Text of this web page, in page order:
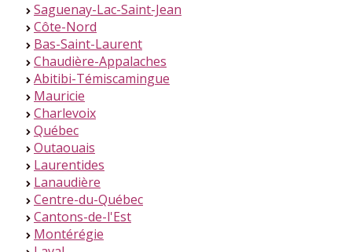
> Saguenay-Lac-Saint-Jean
> Côte-Nord
> Bas-Saint-Laurent
> Chaudière-Appalaches
> Abitibi-Témiscamingue
> Mauricie
> Charlevoix
> Québec
> Outaouais
> Laurentides
> Lanaudière
> Centre-du-Québec
> Cantons-de-l'Est
> Montérégie